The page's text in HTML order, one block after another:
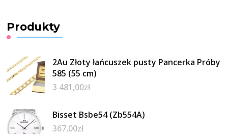
Produkty
2Au Złoty łańcuszek pusty Pancerka Próby
585 (55 cm)
3 481,00zł
Bisset Bsbe54 (Zb554A)
367,00zł